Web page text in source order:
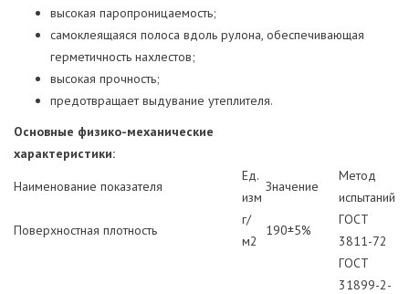
высокая паропроницаемость;
самоклеящаяся полоса вдоль рулона, обеспечивающая
герметичность нахлестов;
высокая прочность;
предотвращает выдувание утеплителя.
Основные физико-механические
характеристики:
Наименование показателя
Ед.
изм
Значение
Метод
испытаний
Поверхностная плотность
г/
м2
190±5%
ГОСТ
3811-72
ГОСТ
31899-2-